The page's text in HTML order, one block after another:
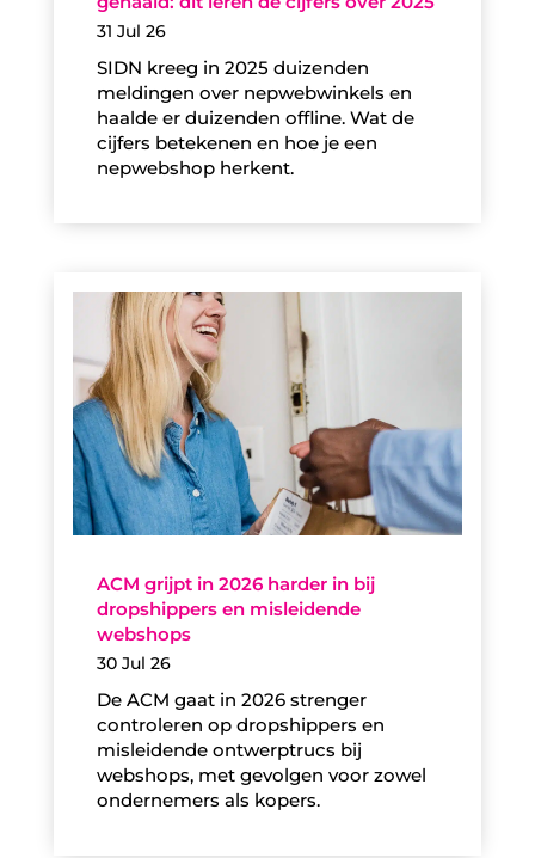
31 Jul 26
SIDN kreeg in 2025 duizenden
meldingen over nepwebwinkels en
haalde er duizenden offline. Wat de
cijfers betekenen en hoe je een
nepwebshop herkent.
ACM grijpt in 2026 harder in bij
dropshippers en misleidende
webshops
30 Jul 26
De ACM gaat in 2026 strenger
controleren op dropshippers en
misleidende ontwerptrucs bij
webshops, met gevolgen voor zowel
ondernemers als kopers.